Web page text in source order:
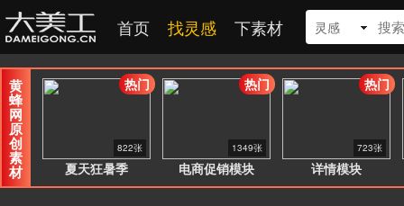
首页 找灵感 下素材 灵感
黄
蜂
网
原
创
素
材 夏天狂暑季
822张
热门
电商促销模块
1349张
热门
详情模块
723张
热门